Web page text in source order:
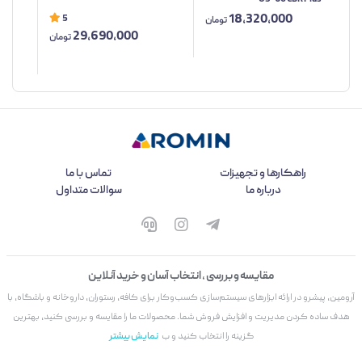
18,320,000تومان 5
29,690,000تومان
راهکارها و تجهیزات
تماس با ما
درباره ما
سوالات متداول
مقایسه و بررسی ، انتخاب آسان و خرید آنلاین
آرومین، پیشرو در ارائه ابزارهای سیستم‌سازی کسب‌وکار برای کافه، رستوران، داروخانه و باشگاه، با
هدف ساده کردن مدیریت و افزایش فروش شما. محصولات ما را مقایسه و بررسی کنید، بهترین
گزینه را انتخاب کنید و ب نمایش بیشتر